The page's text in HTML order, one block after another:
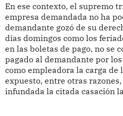
En ese contexto, el supremo
empresa demandada no ha
demandante gozó de su
días domingos como los
en las boletas de pago, no se
pagado al demandante por
como empleadora la carga de
expuesto, entre otras
infundada la citada casación